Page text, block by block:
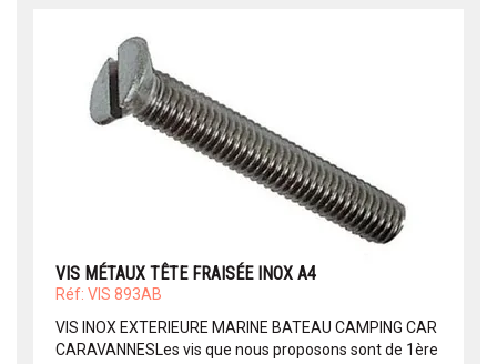
VIS MÉTAUX TÊTE FRAISÉE INOX A4
Réf: VIS 893AB
VIS INOX EXTERIEURE MARINE BATEAU CAMPING CAR
CARAVANNESLes vis que nous proposons sont de 1ère